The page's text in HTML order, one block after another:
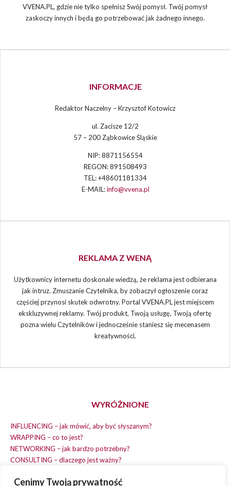
Cenimy Twoją prywatność
VVENA.PL, gdzie nie tylko spełnisz Swój pomysł. Twój pomysł
zaskoczy innych i będą go potrzebować jak żadnego innego.
INFORMACJE
Redaktor Naczelny – Krzysztof Kotowicz
ul. Zacisze 12/2
57 – 200 Ząbkowice Śląskie
NIP: 8871156554
REGON: 891508493
TEL: +48601181334
E-MAIL:info@vvena.pl
REKLAMA Z WENĄ
Użytkownicy internetu doskonale wiedzą, że reklama jest odbierana
jak intruz. Zmuszanie Czytelnika, by zobaczył ogłoszenie coraz
częściej przynosi skutek odwrotny. Portal VVENA.PL jest miejscem
ekskluzywnej reklamy. Twój produkt, Twoją usługę, Twoją ofertę
pozna wielu Czytelników i jednocześnie staniesz się mecenasem
kreatywności.
WYRÓŻNIONE
INFLUENCING – jak mówić, aby być słyszanym?
WRAPPING – co to jest?
NETWORKING – jak bardzo potrzebny?
CONSULTING – dlaczego jest ważny?
EARNING – jak zarobić na dobrym pomyśle?